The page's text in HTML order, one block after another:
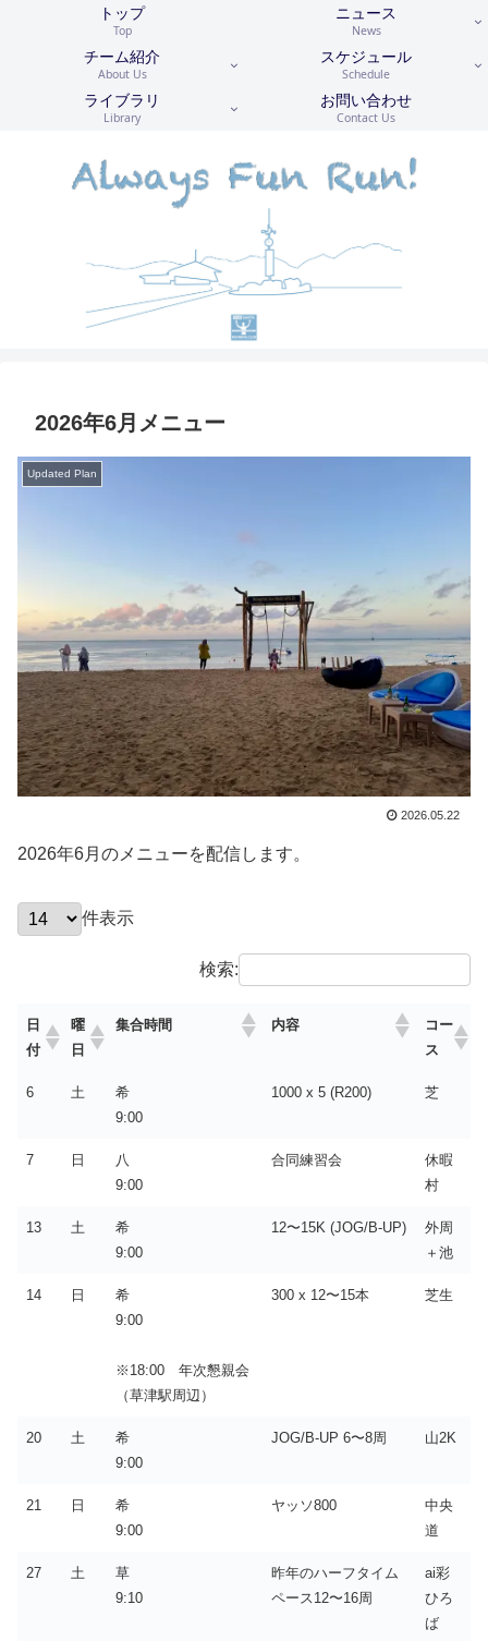
トップ
Top
ニュース
News
チーム紹介
About Us
スケジュール
Schedule
ライブラリ
Library
お問い合わせ
Contact Us
2026年6月メニュー
Updated Plan
2026.05.22
2026年6月のメニューを配信します。
件表示
検索:
日
付
曜
日
集合時間 内容
コー
ス
6 土
希
9:00
1000 x 5 (R200) 芝
7 日
八
9:00
合同練習会
休暇
村
13 土
希
9:00
12〜15K (JOG/B-UP)
外周
＋池
14 日
希
9:00
※18:00 年次懇親会
（草津駅周辺）
300 x 12〜15本 芝生
20 土
希
9:00
JOG/B-UP 6〜8周 山2K
21 日
希
9:00
ヤッソ800
中央
道
27 土
草
9:10
昨年のハーフタイム
ペース12〜16周
ai彩
ひろ
ば